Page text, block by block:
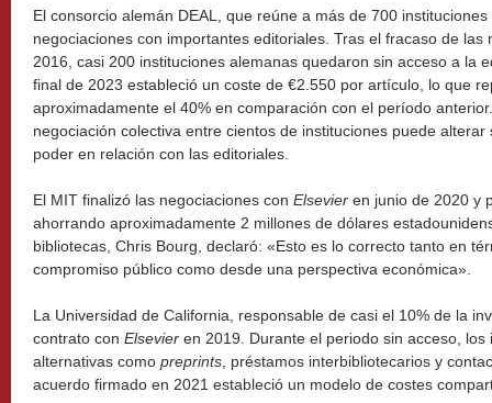
El consorcio alemán DEAL, que reúne a más de 700
negociaciones con importantes editoriales. Tras el fracaso de
2016, casi 200 instituciones alemanas quedaron sin acceso a la
final de 2023 estableció un coste de €2.550 por artículo, lo que
aproximadamente el 40% en comparación con el período
negociación colectiva entre cientos de instituciones puede
poder en relación con las editoriales.
El MIT finalizó las negociaciones con Elsevier en junio de 2020 y
ahorrando aproximadamente 2 millones de dólares
bibliotecas, Chris Bourg, declaró: «Esto es lo correcto tanto en
compromiso público como desde una perspectiva económica».
La Universidad de California, responsable de casi el 10% de la
contrato con Elsevier en 2019. Durante el periodo sin acceso,
alternativas como preprints , préstamos interbibliotecarios y
acuerdo firmado en 2021 estableció un modelo de costes